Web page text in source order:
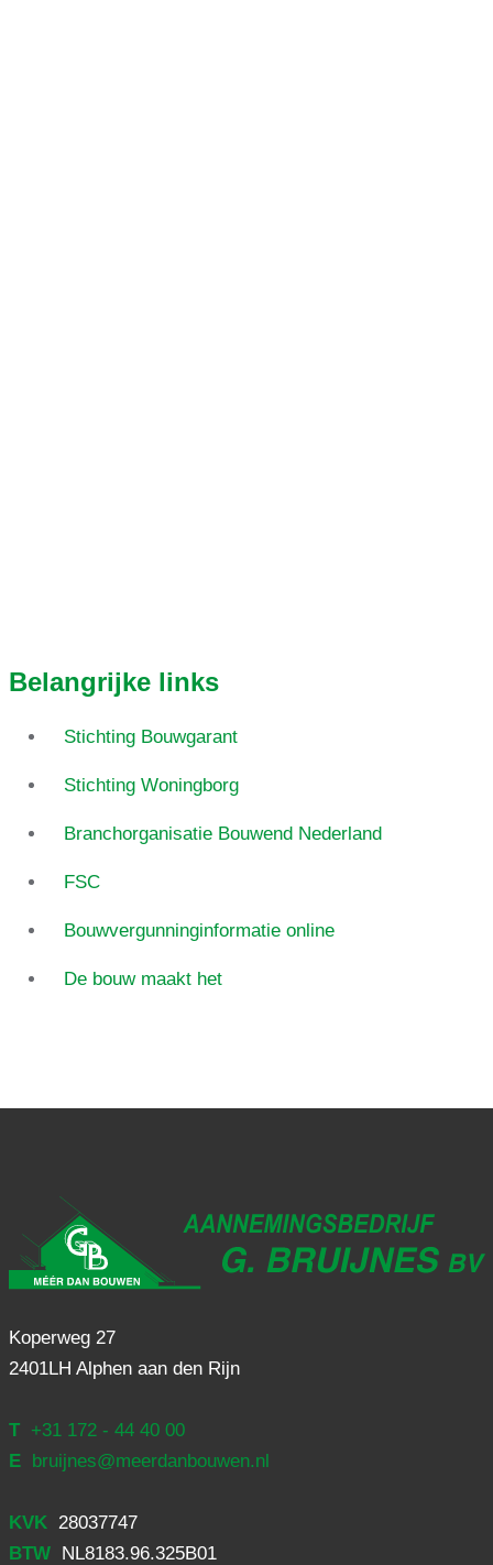
Belangrijke links
Stichting Bouwgarant
Stichting Woningborg
Branchorganisatie Bouwend Nederland
FSC
Bouwvergunninginformatie online
De bouw maakt het
Koperweg 27
2401LH Alphen aan den Rijn
T
+31 172 - 44 40 00
E
bruijnes@meerdanbouwen.nl
KVK
28037747
BTW
NL8183.96.325B01